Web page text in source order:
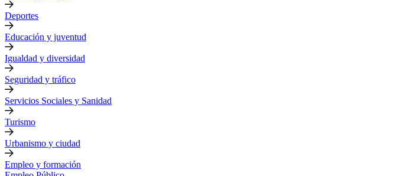
Deportes
Educación y juventud
Igualdad y diversidad
Seguridad y tráfico
Servicios Sociales y Sanidad
Turismo
Urbanismo y ciudad
Empleo y formación